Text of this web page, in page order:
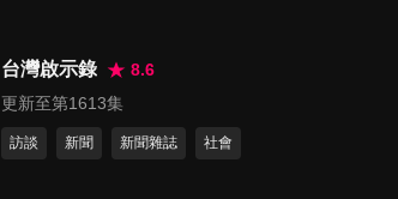
第79集 青少年瘋留學!! 國外留
學生活大公開
台灣啟示錄
8.6
更新至第1613集
訪談 新聞 新聞雜誌 社會